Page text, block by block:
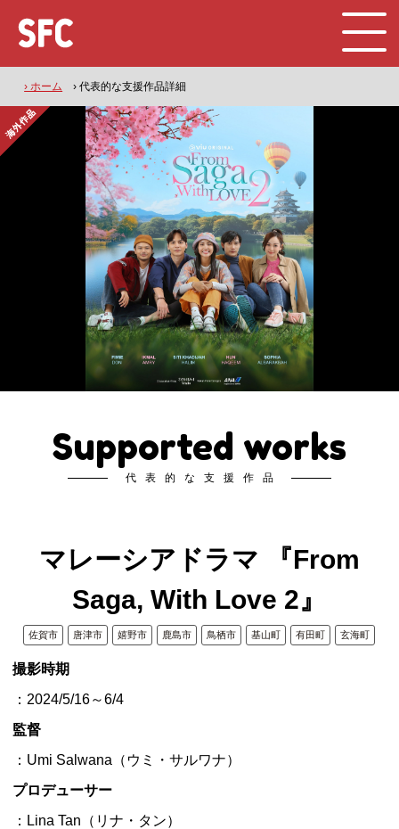
› ホーム › 代表的な支援作品詳細
Supported works
代表的な支援作品
マレーシアドラマ 『From
Saga, With Love 2』
佐賀市 唐津市 嬉野市 鹿島市 鳥栖市 基山町 有田町 玄海町
撮影時期
：2024/5/16～6/4
監督
：Umi Salwana（ウミ・サルワナ）
プロデューサー
：Lina Tan（リナ・タン）